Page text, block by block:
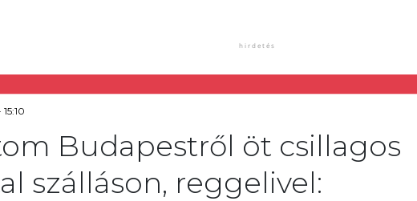
Budapestről öt csillagos
szálláson, reggelivel: